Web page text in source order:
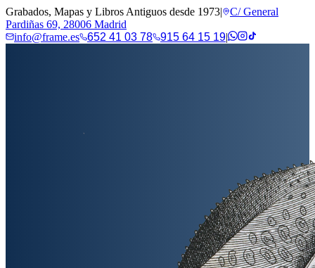
Grabados, Mapas y Libros Antiguos desde 1973|
C/ General
Pardiñas 69, 28006 Madrid
info@frame.es
652 41 03 78 915 64 15 19|